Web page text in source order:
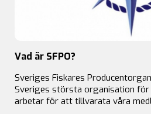
Vad är SFPO?
Sveriges Fiskares
Sveriges största organisation för
arbetar för att tillvarata våra